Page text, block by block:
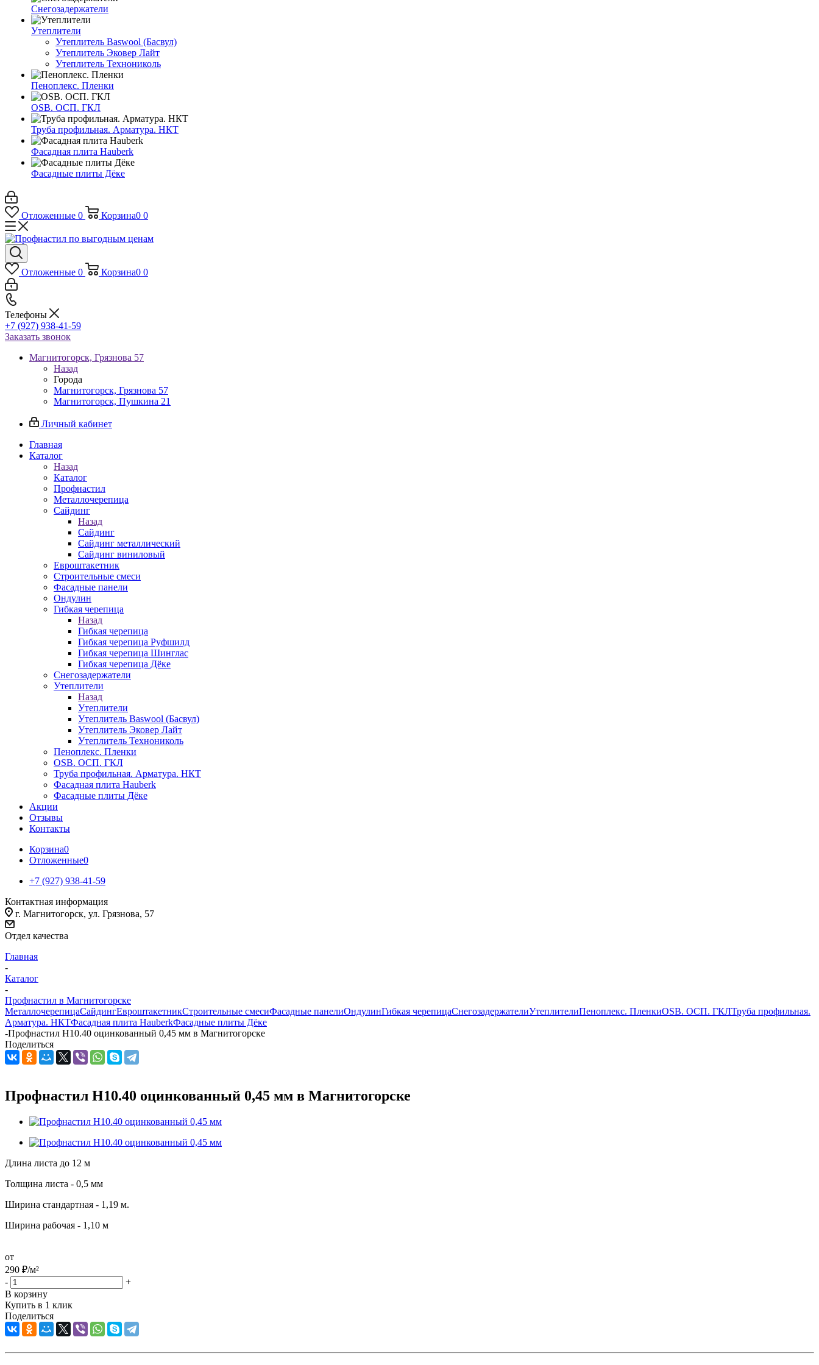
Снегозадержатели
Утеплители
Утеплитель Baswool (Басвул)
Утеплитель Эковер Лайт
Утеплитель Технониколь
Пеноплекс. Пленки
OSB. ОСП. ГКЛ
Труба профильная. Арматура. НКТ
Фасадная плита Hauberk
Фасадные плиты Дёке
Отложенные 0 Корзина0 0
Отложенные 0 Корзина0 0
Телефоны
+7 (927) 938-41-59
Заказать звонок
Магнитогорск, Грязнова 57
Назад
Города
Магнитогорск, Грязнова 57
Магнитогорск, Пушкина 21
Личный кабинет
Главная
Каталог
Назад
Каталог
Профнастил
Металлочерепица
Сайдинг
Назад
Сайдинг
Сайдинг металлический
Сайдинг виниловый
Евроштакетник
Строительные смеси
Фасадные панели
Ондулин
Гибкая черепица
Назад
Гибкая черепица
Гибкая черепица Руфшилд
Гибкая черепица Шинглас
Гибкая черепица Дёке
Снегозадержатели
Утеплители
Назад
Утеплители
Утеплитель Baswool (Басвул)
Утеплитель Эковер Лайт
Утеплитель Технониколь
Пеноплекс. Пленки
OSB. ОСП. ГКЛ
Труба профильная. Арматура. НКТ
Фасадная плита Hauberk
Фасадные плиты Дёке
Акции
Отзывы
Контакты
Корзина0
Отложенные0
+7 (927) 938-41-59
Контактная информация
г. Магнитогорск, ул. Грязнова, 57
Отдел качества
Главная
-
Каталог
-
Профнастил в Магнитогорске
МеталлочерепицаСайдингЕвроштакетникСтроительные смесиФасадные панелиОндулинГибкая черепицаСнегозадержателиУтеплителиПеноплекс. ПленкиOSB. ОСП. ГКЛТруба профильная.
Арматура. НКТФасадная плита HauberkФасадные плиты Дёке
-Профнастил Н10.40 оцинкованный 0,45 мм в Магнитогорске
Поделиться
Профнастил Н10.40 оцинкованный 0,45 мм в Магнитогорске
Длина листа до 12 м
Толщина листа - 0,5 мм
Ширина стандартная - 1,19 м.
Ширина рабочая - 1,10 м
от
290 ₽/м²
-
+
В корзину
Купить в 1 клик
Поделиться